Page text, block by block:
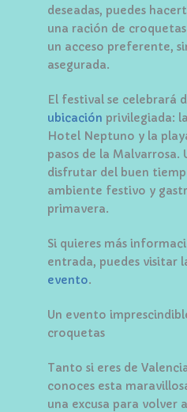
deseadas, puedes
una ración de
un acceso preferente,
asegurada.
El festival se celebrará
ubicación privilegiada:
Hotel Neptuno y la
pasos de la
disfrutar del buen
ambiente festivo y
primavera.
Si quieres más
entrada, puedes visitar
evento.
Un evento
croquetas
Tanto si eres de
conoces esta
una excusa para volver